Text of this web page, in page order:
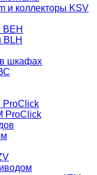
и коллекторы KSV
BEH
BLH
шкафах
ProClick
ProClick